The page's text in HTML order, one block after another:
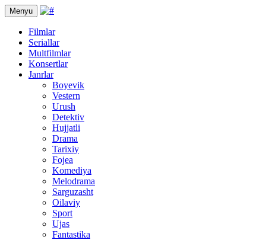
Menyu
Filmlar
Seriallar
Multfilmlar
Konsertlar
Janrlar
Boyevik
Vestern
Urush
Detektiv
Hujjatli
Drama
Tarixiy
Fojea
Komediya
Melodrama
Sarguzasht
Oilaviy
Sport
Ujas
Fantastika